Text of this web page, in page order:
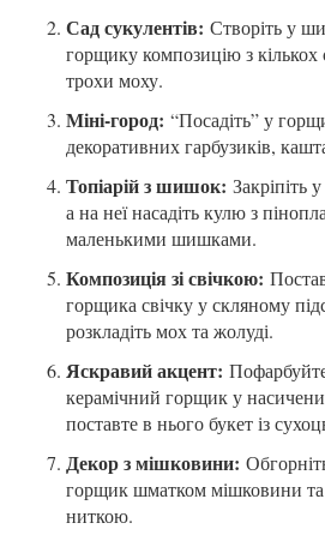
Сад сукулентів: Створіть у
горщику композицію з кількох
трохи моху.
Міні-город: “Посадіть” у
декоративних гарбузиків,
Топіарій з шишок: Закріпіть
а на неї насадіть кулю з
маленькими шишками.
Композиція зі свічкою:
горщика свічку у скляному
розкладіть мох та жолуді.
Яскравий акцент:
керамічний горщик у
поставте в нього букет із
Декор з мішковини:
горщик шматком мішковини
ниткою.